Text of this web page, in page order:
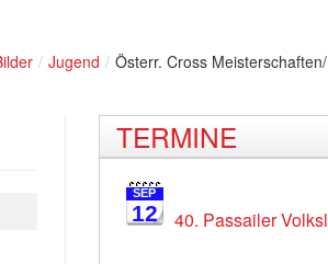
/ Jugend / Österr. Cross
TERMINE
SEP
12 40. Passailer